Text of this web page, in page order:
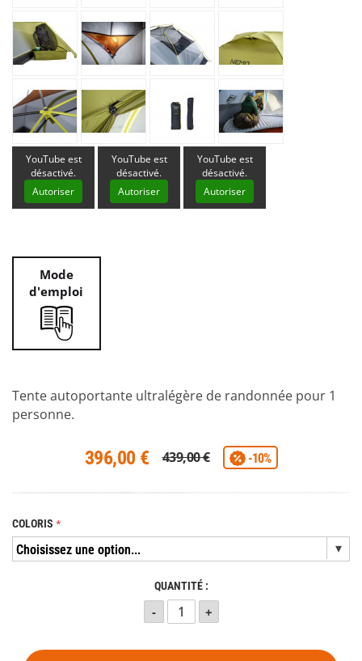
YouTube est
désactivé.
Autoriser
YouTube est
désactivé.
Autoriser
YouTube est
désactivé.
Autoriser
Mode
d'emploi
Tente autoportante ultralégère de randonnée pour 1
personne.
396,00 € 439,00 € -10%
COLORIS
QUANTITÉ :